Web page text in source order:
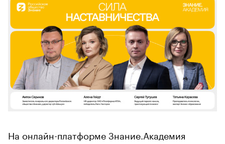
На онлайн-платформе Знание.Академия